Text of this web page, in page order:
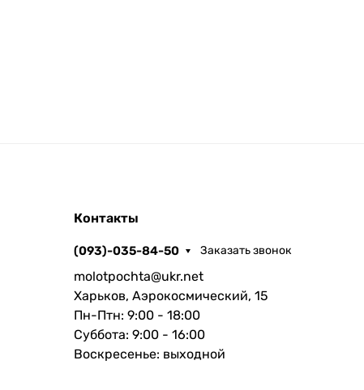
Контакты
(093)-035-84-50 Заказать звонок
molotpochta@ukr.net
Харьков, Аэрокосмический, 15
Пн-Птн: 9:00 - 18:00
Суббота: 9:00 - 16:00
Воскресенье: выходной